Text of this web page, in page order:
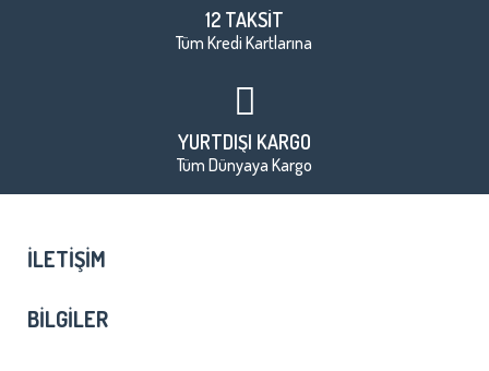
12 TAKSİT
Tüm Kredi Kartlarına
YURTDIŞI KARGO
Tüm Dünyaya Kargo
İLETIŞIM
BILGILER